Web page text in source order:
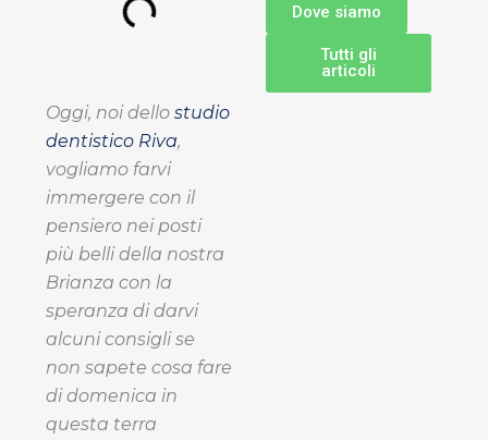
Oggi, noi dello studio
dentistico Riva,
vogliamo farvi
immergere con il
pensiero nei posti
più belli della nostra
Brianza con la
speranza di darvi
alcuni consigli se
non sapete cosa fare
di domenica in
questa terra
Dove siamo
Tutti gli
articoli